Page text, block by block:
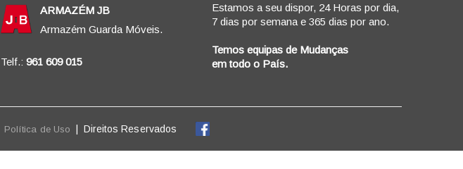
ARMAZÉM JB
Armazém Guarda Móveis.
Telf.: 961 609 015
Estamos a seu dispor, 24 Horas por dia,
7 dias por semana e 365 dias por ano.
Temos equipas de Mudanças
em todo o País.
Política de Uso |Direitos Reservados